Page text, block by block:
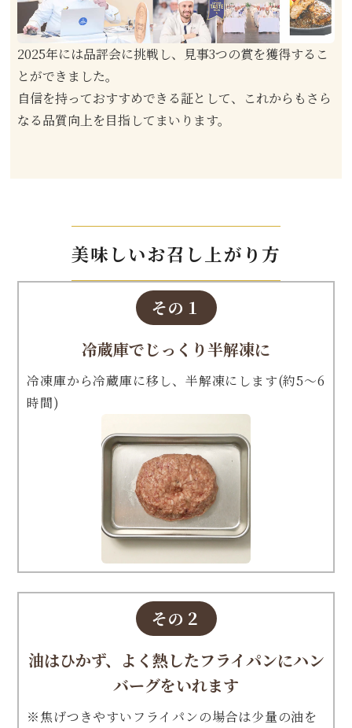
2025年には品評会に挑戦し、見事3つの賞を獲得するこ
とができました。
自信を持っておすすめできる証として、これからもさら
なる品質向上を目指してまいります。
美味しいお召し上がり方
その１
冷蔵庫でじっくり半解凍に
冷凍庫から冷蔵庫に移し、半解凍にします(約5～6
時間)
その２
油はひかず、よく熱したフライパンにハン
バーグをいれます
※焦げつきやすいフライパンの場合は少量の油を